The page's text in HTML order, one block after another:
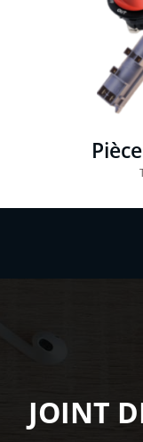
JOINT